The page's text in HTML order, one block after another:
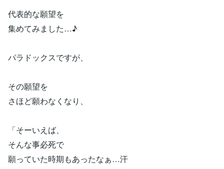
代表的な願望を
集めてみました…♪
パラドックスですが、
その願望を
さほど願わなくなり、
「そーいえば、
そんな事必死で
願っていた時期もあったなぁ…汗